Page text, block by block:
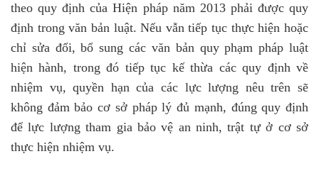
theo quy định của Hiện pháp năm 2013 phải được quy
định trong văn bản luật. Nếu vẫn tiếp tục thực hiện hoặc
chỉ sửa đổi, bổ sung các văn bản quy phạm pháp luật
hiện hành, trong đó tiếp tục kế thừa các quy định về
nhiệm vụ, quyền hạn của các lực lượng nêu trên sẽ
không đảm bảo cơ sở pháp lý đủ mạnh, đúng quy định
để lực lượng tham gia bảo vệ an ninh, trật tự ở cơ sở
thực hiện nhiệm vụ.